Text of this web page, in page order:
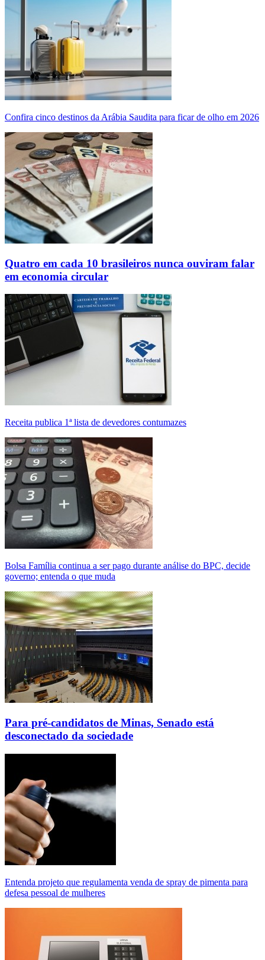
Confira cinco destinos da Arábia Saudita para ficar de olho em 2026
Quatro em cada 10 brasileiros nunca ouviram falar
em economia circular
Receita publica 1ª lista de devedores contumazes
Bolsa Família continua a ser pago durante análise do BPC, decide
governo; entenda o que muda
Para pré-candidatos de Minas, Senado está
desconectado da sociedade
Entenda projeto que regulamenta venda de spray de pimenta para
defesa pessoal de mulheres